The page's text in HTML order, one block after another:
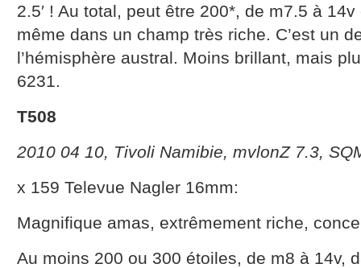
2.5′ ! Au total, peut être 200*, de m7.5 à 14v
même dans un champ très riche. C’est un
l’hémisphère austral. Moins brillant, mais
6231.
T508
2010 04 10, Tivoli Namibie, mvlonZ 7.3,
x 159 Televue Nagler 16mm:
Magnifique amas, extrêmement riche,
Au moins 200 ou 300 étoiles, de m8 à 14v,